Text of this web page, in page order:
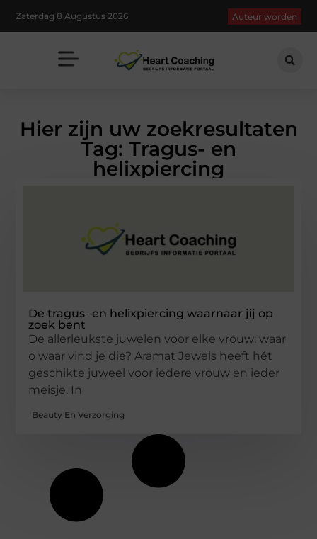
Zaterdag 8 Augustus 2026 Auteur worden
Hier zijn uw zoekresultaten
Tag: Tragus- en
helixpiercing
De tragus- en helixpiercing waarnaar jij op
zoek bent
De allerleukste juwelen voor elke vrouw: waar
o waar vind je die? Aramat Jewels heeft hét
geschikte juweel voor iedere vrouw en ieder
meisje. In
Beauty En Verzorging